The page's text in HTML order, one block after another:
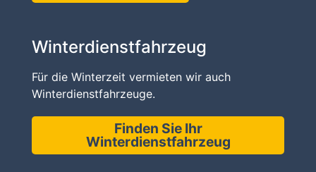
Winterdienstfahrzeug
Für die Winterzeit vermieten wir auch
Winterdienstfahrzeuge.
Finden Sie Ihr
Winterdienstfahrzeug